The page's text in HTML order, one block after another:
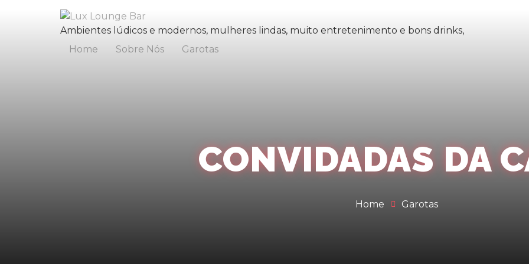
Ambientes lúdicos e modernos, mulheres lindas, muito entretenimento e bons drinks,
Home
Sobre Nós Garotas
CONVIDADAS DA
Home Garotas